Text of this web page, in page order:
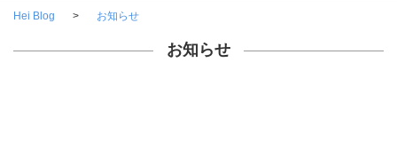
Movable Type
a-blog cms
Hei Blog お知らせ
お知らせ